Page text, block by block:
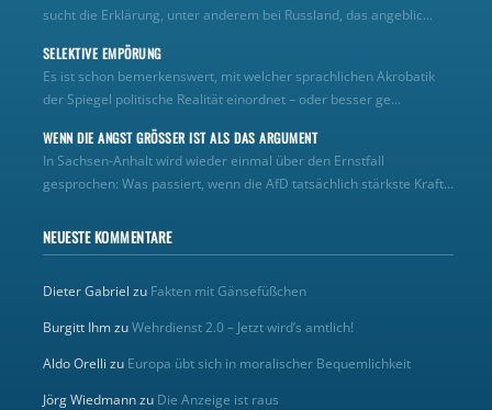
sucht die Erklärung, unter anderem bei Russland, das angeblic...
SELEKTIVE EMPÖRUNG
Es ist schon bemerkenswert, mit welcher sprachlichen Akrobatik
der Spiegel politische Realität einordnet – oder besser ge...
WENN DIE ANGST GRÖSSER IST ALS DAS ARGUMENT
In Sachsen-Anhalt wird wieder einmal über den Ernstfall
gesprochen: Was passiert, wenn die AfD tatsächlich stärkste Kraft...
NEUESTE KOMMENTARE
Dieter Gabriel zu Fakten mit Gänsefüßchen
Burgitt IhmzuWehrdienst 2.0 – Jetzt wird’s amtlich!
Aldo Orelli zu Europa übt sich in moralischer Bequemlichkeit
Jörg Wiedmannzu Die Anzeige ist raus